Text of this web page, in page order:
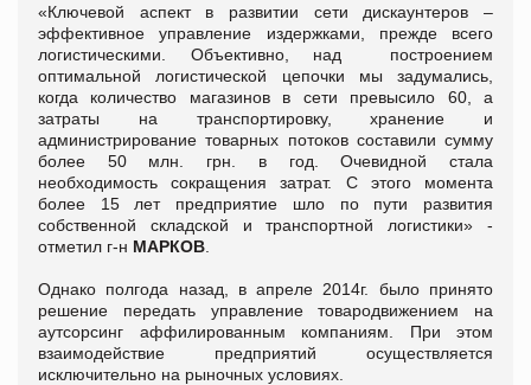
«Ключевой аспект в развитии сети дискаунтеров –
эффективное управление издержками, прежде всего
логистическими. Объективно, над построением
оптимальной логистической цепочки мы задумались,
когда количество магазинов в сети превысило 60, а
затраты на транспортировку, хранение и
администрирование товарных потоков составили сумму
более 50 млн. грн. в год. Очевидной стала
необходимость сокращения затрат. С этого момента
более 15 лет предприятие шло по пути развития
собственной складской и транспортной логистики» -
отметил г-н МАРКОВ
Однако полгода назад, в апреле 2014г. было принято
решение передать управление товародвижением на
аутсорсинг аффилированным компаниям. При этом
взаимодействие предприятий осуществляется
исключительно на рыночных условиях.